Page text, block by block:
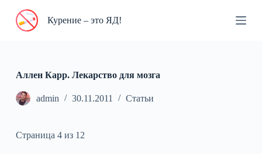
П
Курение – это ЯД!
Аллен Карр. Лекарство для мозга
admin 30.11.2011 Статьи
Страница 4 из 12